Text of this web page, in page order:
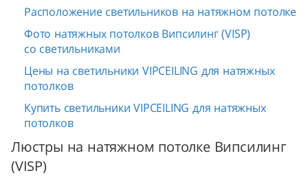
Расположение светильников на натяжном потолке
Фото натяжных потолков Випсилинг (VISP)
со светильниками
Цены на светильники VIPCEILING для натяжных
потолков
Купить светильники VIPCEILING для натяжных
потолков
Люстры на натяжном потолке Випсилинг
(VISP)